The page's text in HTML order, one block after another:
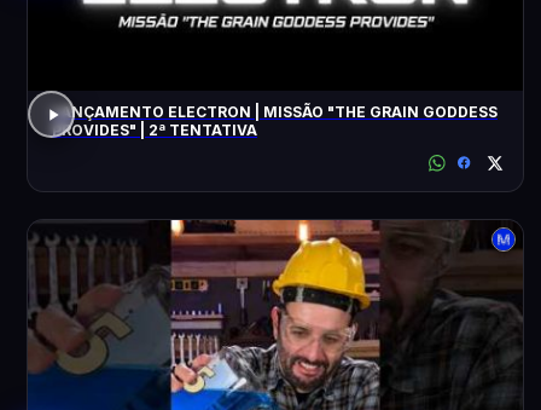
LANÇAMENTO ELECTRON | MISSÃO "THE GRAIN GODDESS
PROVIDES" | 2ª TENTATIVA